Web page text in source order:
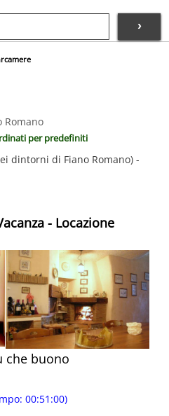
›
Romano
per predefiniti
dintorni di Fiano Romano) -
- Locazione
che buono
00:51:00)